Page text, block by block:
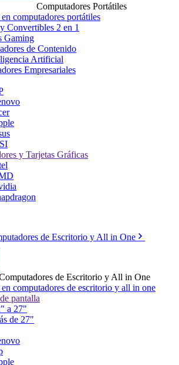
Computadores Portátiles
computadores portátiles
Convertibles 2 en 1
Gaming
de Contenido
Artificial
Empresariales
y Tarjetas Gráficas
de Escritorio y All in One
de Escritorio y All in One
computadores de escritorio y all in one
pantalla
a 27"
de 27"